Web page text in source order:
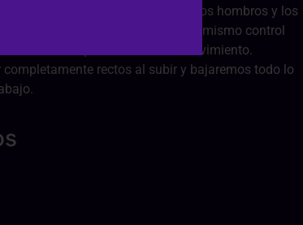
mantener apretadas las caderas, los hombros y los
hacia el suelo. Debes tener el mismo control
solo que añadiendo el movimiento.
completamente rectos al subir y bajaremos todo lo